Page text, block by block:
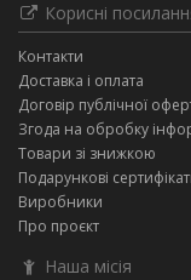
Корисні
Контакти
Доставка і оплата
Договір публічної
Згода на обробку
Товари зі знижкою
Подарункові
Виробники
Про проєкт
Наша місія